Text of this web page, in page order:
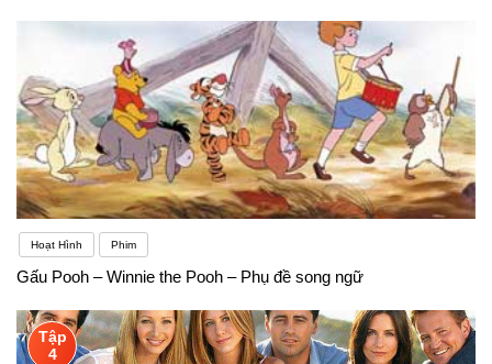
Hoạt Hình Phim
Gấu Pooh – Winnie the Pooh – Phụ đề song ngữ
Tập
4